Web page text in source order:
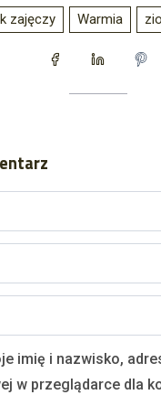
zajęczy Warmia
imię i nazwisko,
w przeglądarce dla